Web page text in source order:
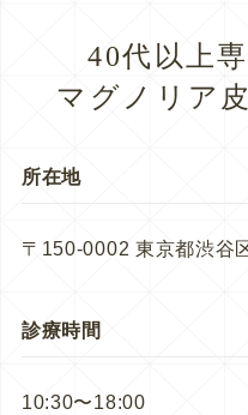
40代以上
マグノリア
所在地
〒150-0002 東京都渋谷
診療時間
10:30〜18:00